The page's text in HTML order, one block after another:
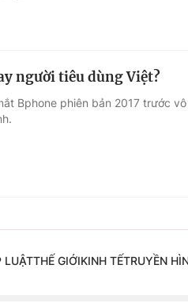
người tiêu dùng Việt?
Bphone phiên bản 2017 trước
LUẬTTHẾ GIỚIKINH TẾTRUYỀN